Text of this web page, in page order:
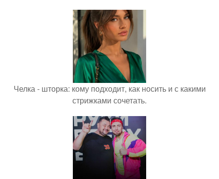
Челка - шторка: кому подходит, как носить и с какими
стрижками сочетать.